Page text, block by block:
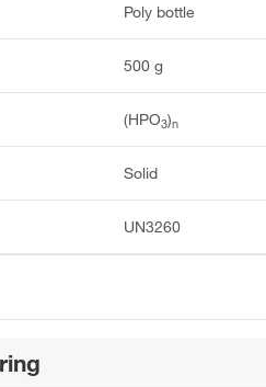
Poly bottle
500 g
(HPO3)n
Solid
UN3260